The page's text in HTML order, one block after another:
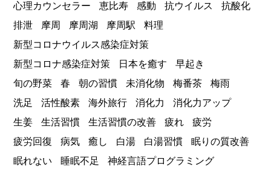
心理カウンセラー
恵比寿 感動 抗ウイルス
抗酸化
排泄
摩周 摩周湖 摩周駅
料理
新型コロナウイルス感染症対策
新型コロナ感染症対策
日本を癒す
早起き
旬の野菜
春 朝の習慣 未消化物 梅番茶
梅雨
洗足
活性酸素 海外旅行 消化力
消化力アップ
生姜
生活習慣 生活習慣の改善 疲れ
疲労
疲労回復
病気 癒し 白湯 白湯習慣
眠りの質改善
眠れない
睡眠不足
神経言語プログラミング